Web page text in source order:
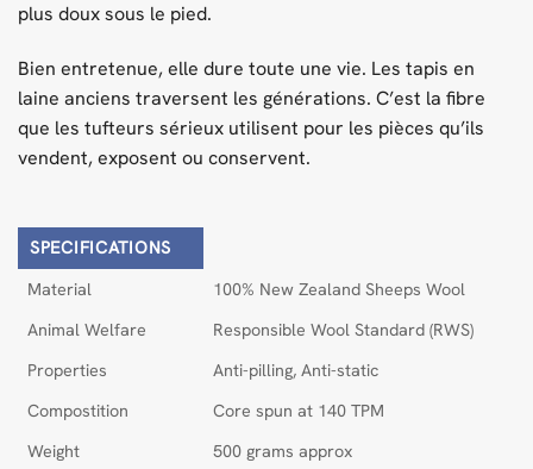
plus doux sous le pied.
Bien entretenue, elle dure toute une vie. Les tapis en
laine anciens traversent les générations. C’est la fibre
que les tufteurs sérieux utilisent pour les pièces qu’ils
vendent, exposent ou conservent.
SPECIFICATIONS
Material
100% New Zealand Sheeps Wool
Animal Welfare
Responsible Wool Standard (RWS)
Properties
Anti-pilling, Anti-static
Compostition
Core spun at 140 TPM
Weight
500 grams approx